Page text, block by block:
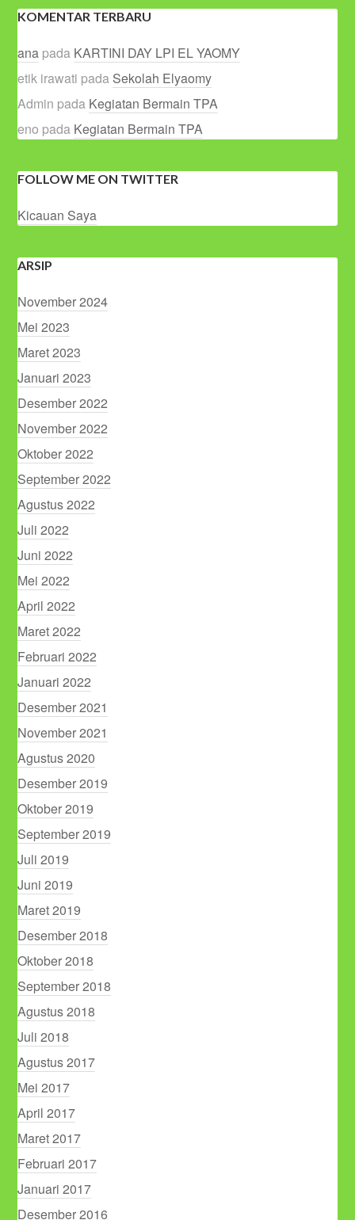
KOMENTAR TERBARU
ana pada KARTINI DAY LPI EL YAOMY
etik irawati pada Sekolah Elyaomy
Admin pada Kegiatan Bermain TPA
eno pada Kegiatan Bermain TPA
FOLLOW ME ON TWITTER
Kicauan Saya
ARSIP
November 2024
Mei 2023
Maret 2023
Januari 2023
Desember 2022
November 2022
Oktober 2022
September 2022
Agustus 2022
Juli 2022
Juni 2022
Mei 2022
April 2022
Maret 2022
Februari 2022
Januari 2022
Desember 2021
November 2021
Agustus 2020
Desember 2019
Oktober 2019
September 2019
Juli 2019
Juni 2019
Maret 2019
Desember 2018
Oktober 2018
September 2018
Agustus 2018
Juli 2018
Agustus 2017
Mei 2017
April 2017
Maret 2017
Februari 2017
Januari 2017
Desember 2016